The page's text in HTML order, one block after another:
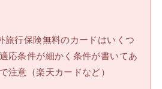
旅行保険無料のカードはいくつ
応条件が細かく条件が書いてあ
注意（楽天カードなど）